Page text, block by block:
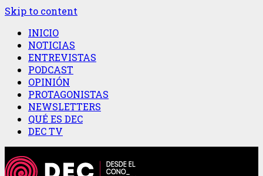
Skip to content
INICIO
NOTICIAS
ENTREVISTAS
PODCAST
OPINIÓN
PROTAGONISTAS
NEWSLETTERS
QUÉ ES DEC
DEC TV